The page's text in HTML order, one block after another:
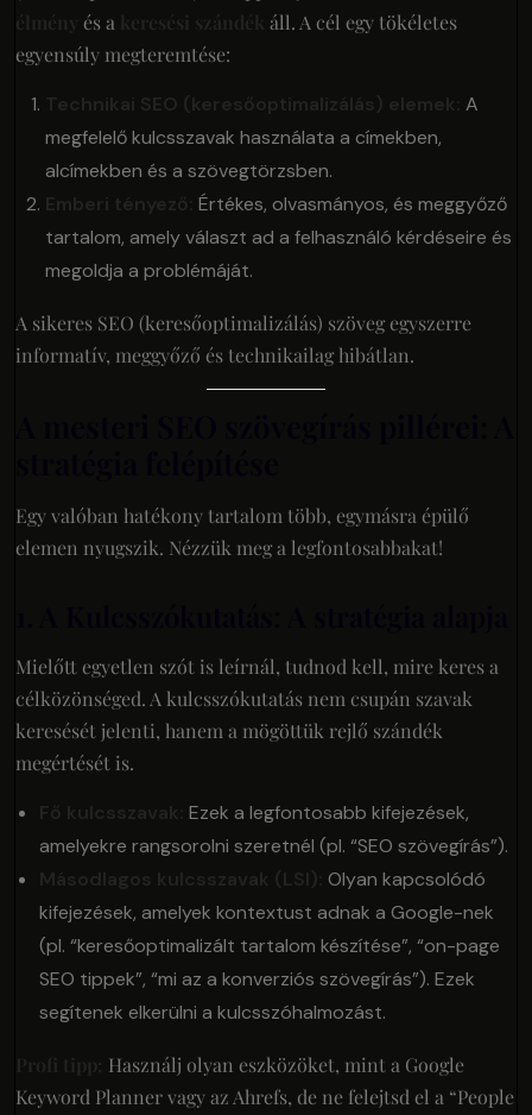
élmény
és a keresési szándék
áll. A cél egy tökéletes
egyensúly megteremtése:
Technikai SEO (keresőoptimalizálás) elemek: A
megfelelő kulcsszavak használata a címekben,
alcímekben és a szövegtörzsben.
Emberi tényező: Értékes, olvasmányos, és meggyőző
tartalom, amely választ ad a felhasználó kérdéseire és
megoldja a problémáját.
A sikeres SEO (keresőoptimalizálás) szöveg egyszerre
informatív, meggyőző és technikailag hibátlan.
Egy valóban hatékony tartalom több, egymásra épülő
elemen nyugszik. Nézzük meg a legfontosabbakat!
Mielőtt egyetlen szót is leírnál, tudnod kell, mire keres a
célközönséged. A kulcsszókutatás nem csupán szavak
keresését jelenti, hanem a mögöttük rejlő szándék
megértését is.
Fő kulcsszavak: Ezek a legfontosabb kifejezések,
amelyekre rangsorolni szeretnél (pl. “SEO szövegírás”).
Másodlagos kulcsszavak (LSI): Olyan kapcsolódó
kifejezések, amelyek kontextust adnak a Google-nek
(pl. “keresőoptimalizált tartalom készítése”, “on-page
SEO tippek”, “mi az a konverziós szövegírás”). Ezek
segítenek elkerülni a kulcsszóhalmozást.
Használj olyan eszközöket, mint a Google
Keyword Planner vagy az Ahrefs, de ne felejtsd el a “People